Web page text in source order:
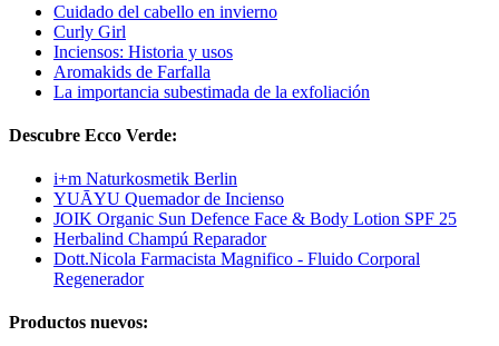
Cuidado del cabello en invierno
Curly Girl
Inciensos: Historia y usos
Aromakids de Farfalla
La importancia subestimada de la exfoliación
Descubre Ecco Verde:
i+m Naturkosmetik Berlin
YUĀYU Quemador de Incienso
JOIK Organic Sun Defence Face & Body Lotion SPF 25
Herbalind Champú Reparador
Dott.Nicola Farmacista Magnifico - Fluido Corporal
Regenerador
Productos nuevos: